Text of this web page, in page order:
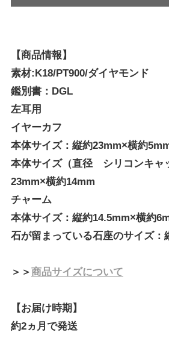
【商品情報】
素材:K18/PT900/ダイヤモンド
鑑別書：DGL
左耳用
イヤーカフ
本体サイズ：縦約23mm×横約
本体サイズ（直径 シリコンキャ
23mm×横約14mm
チャーム
本体サイズ：縦約14.5mm×横約
石が留まっている石座のサイズ：
＞＞商品サイズについて
【お届け時期】
約2ヵ月で発送